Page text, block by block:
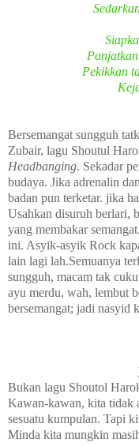
Pekikkan
Bersemangat sungguh
Zubair, lagu Shoutul
Headbanging. Sekadar
budaya. Jika adrenalin
badan pun terketar. jika
Usahkan disuruh berlari,
yang membakar
ini. Asyik-asyik Rock
lain lagi lah.Semuanya
sungguh, macam tak
ayu merdu, wah, lembut
bersemangat; jadi nasyid
Bukan lagu Shoutol
Kawan-kawan, kita tidak
sesuatu kumpulan. Tapi
Minda kita mungkin